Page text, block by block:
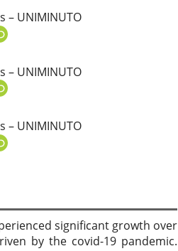
UNIMINUTO
UNIMINUTO
UNIMINUTO
significant growth over
by the covid-19 pandemic.